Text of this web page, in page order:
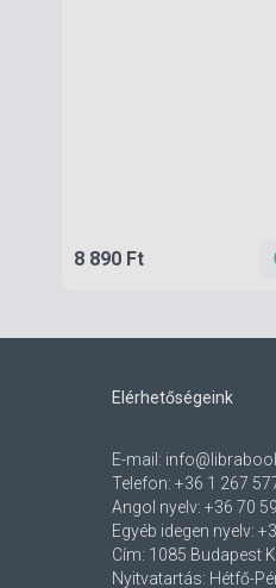
8 890 Ft
Elérhetőségeink
E-mail:
Telefon: +36 1 267
Angol nyelv: +36 70
Egyéb idegen nyelv:
Cím: 1085 Budapest
Nyitvatartás: Hétfő-